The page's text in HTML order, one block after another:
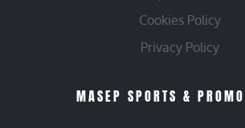
Cookies Policy
Privacy Policy
MASEP SPORTS &